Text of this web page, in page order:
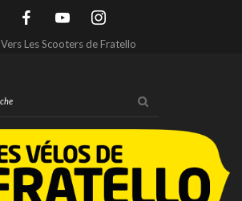
Vers Les Scooters de Fratello